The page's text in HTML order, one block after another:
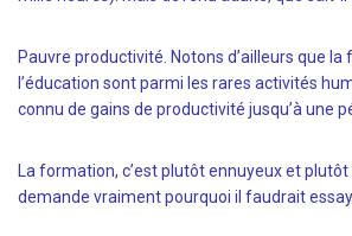
Pauvre productivité. Notons d’ailleurs que
l’éducation sont parmi les rares activités
connu de gains de productivité jusqu’à une
La formation, c’est plutôt ennuyeux et
demande vraiment pourquoi il faudrait